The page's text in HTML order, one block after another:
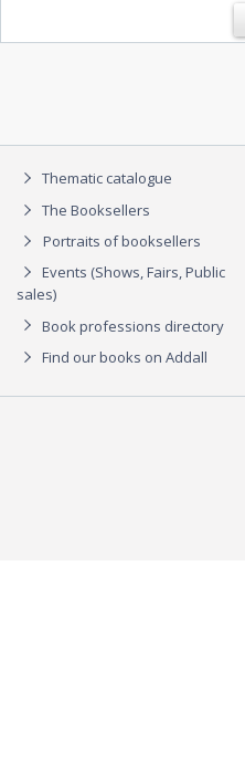
Thematic catalogue
The Booksellers
Portraits of booksellers
Events (Shows, Fairs, Public
sales)
Book professions directory
Find our books on Addall